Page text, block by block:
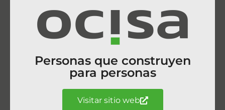
Personas que construyen
para personas
Visitar sitio web